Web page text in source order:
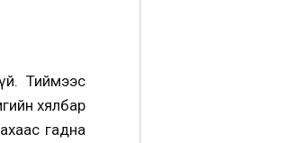
Тиймээс
хялбар
гадна